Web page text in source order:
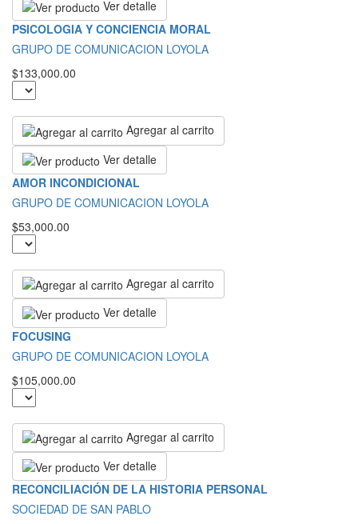
Ver detalle
PSICOLOGIA Y CONCIENCIA MORAL
GRUPO DE COMUNICACION LOYOLA
$133,000.00
Agregar al carrito
Ver detalle
AMOR INCONDICIONAL
GRUPO DE COMUNICACION LOYOLA
$53,000.00
Agregar al carrito
Ver detalle
FOCUSING
GRUPO DE COMUNICACION LOYOLA
$105,000.00
Agregar al carrito
Ver detalle
RECONCILIACIÓN DE LA HISTORIA PERSONAL
SOCIEDAD DE SAN PABLO